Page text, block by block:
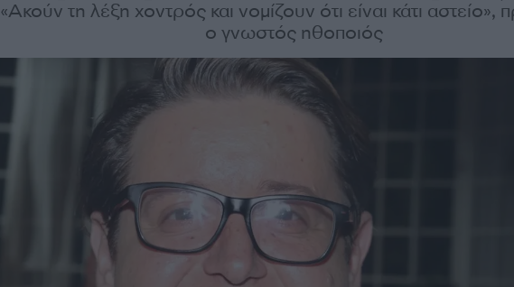
«Ακούν τη λέξη χοντρός και νομίζουν ότι είναι κάτι
ο γνωστός ηθοποιός